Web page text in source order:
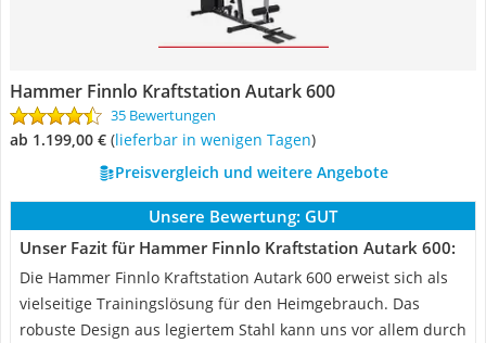
Hammer Finnlo Kraftstation Autark 600
35 Bewertungen
ab 1.199,00 € ( Lieferbar in wenigen Tagen)
Preisvergleich und weitere Angebote
Unsere Bewertung: GUT
Unser Fazit für Hammer Finnlo Kraftstation Autark 600:
Die Hammer Finnlo Kraftstation Autark 600 erweist sich als
vielseitige Trainingslösung für den Heimgebrauch. Das
robuste Design aus legiertem Stahl kann uns vor allem durch